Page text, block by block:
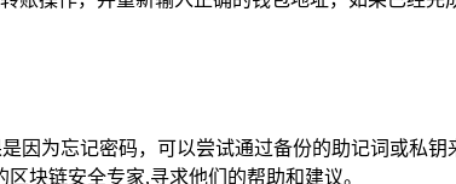
因为忘记密码，可以尝试通过备份的助记词或私
块链安全专家,寻求他们的帮助和建议。